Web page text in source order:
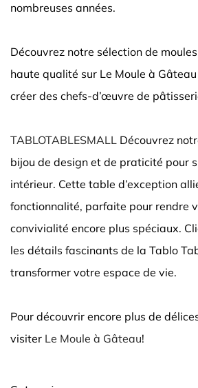
nombreuses années.
Découvrez notre sélection de
haute qualité sur Le Moule à
créer des chefs-d’œuvre de
TABLOTABLESMALL Découvrez
bijou de design et de praticité pour
intérieur. Cette table d’exception
fonctionnalité, parfaite pour rendre
convivialité encore plus spéciaux.
les détails fascinants de la Tablo
transformer votre espace de vie.
Pour découvrir encore plus de
visiter Le Moule à Gâteau!